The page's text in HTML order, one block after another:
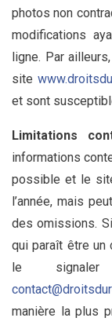
photos non
modifications
ligne. Par
site
et sont
Limitations
informations
possible et le
l’année, mais
des omissions.
qui paraît être un
le
manière la plus